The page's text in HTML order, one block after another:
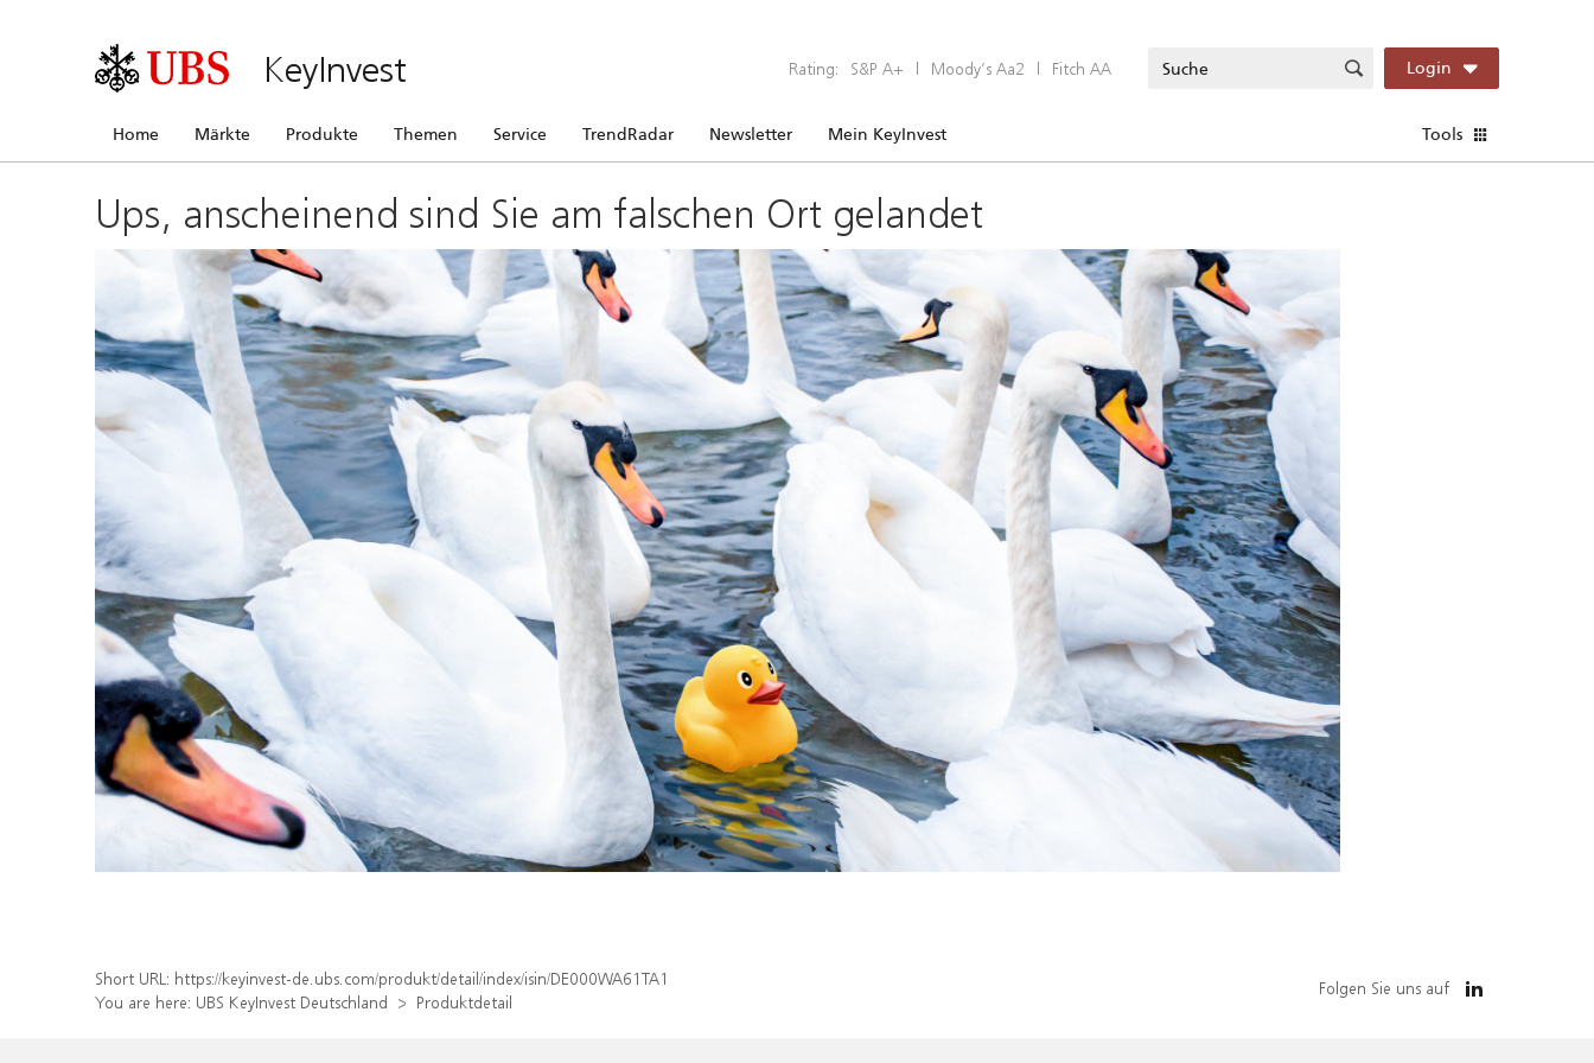
KeyInvest Rating: S&P A+ | Moody’s Aa2 | Fitch AA Login
Home Märkte Produkte Themen Service TrendRadar Newsletter Mein KeyInvest Tools
Ups, anscheinend sind Sie am falschen Ort gelandet
Short URL: https://keyinvest-de.ubs.com/produkt/detail/index/isin/DE000WA61TA1
You are here: UBS KeyInvest Deutschland Produktdetail
Folgen Sie uns auf